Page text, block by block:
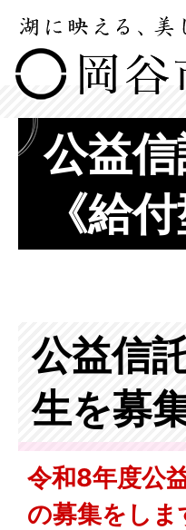
公益
《給
公益信
生を募
令和8年度公
の募集をしま